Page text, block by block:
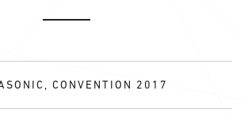
CONVENTION 2017